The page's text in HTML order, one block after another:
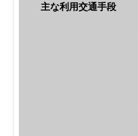
主な利用交通手段